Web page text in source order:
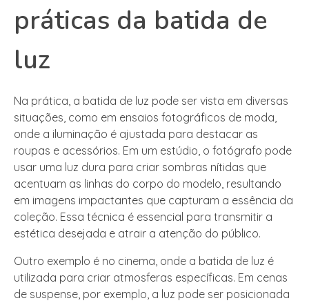
práticas da batida de
luz
Na prática, a batida de luz pode ser vista em diversas
situações, como em ensaios fotográficos de moda,
onde a iluminação é ajustada para destacar as
roupas e acessórios. Em um estúdio, o fotógrafo pode
usar uma luz dura para criar sombras nítidas que
acentuam as linhas do corpo do modelo, resultando
em imagens impactantes que capturam a essência da
coleção. Essa técnica é essencial para transmitir a
estética desejada e atrair a atenção do público.
Outro exemplo é no cinema, onde a batida de luz é
utilizada para criar atmosferas específicas. Em cenas
de suspense, por exemplo, a luz pode ser posicionada